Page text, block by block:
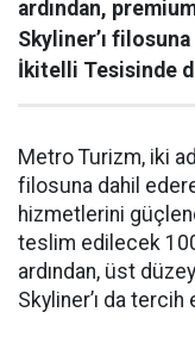
ardından,
Skyliner’ı
İkitelli Tesisinde
Metro Turizm, iki
filosuna dahil
hizmetlerini
teslim edilecek
ardından, üst
Skyliner’ı da tercih